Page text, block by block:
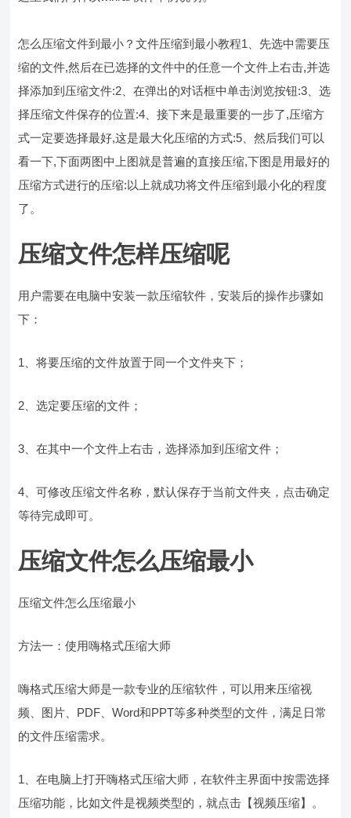
怎么压缩文件到最小？文件压缩到最小教程1、先选中需要压
缩的文件,然后在已选择的文件中的任意一个文件上右击,并选
择添加到压缩文件:2、在弹出的对话框中单击浏览按钮:3、选
择压缩文件保存的位置:4、接下来是最重要的一步了,压缩方
式一定要选择最好,这是最大化压缩的方式:5、然后我们可以
看一下,下面两图中上图就是普遍的直接压缩,下图是用最好的
压缩方式进行的压缩:以上就成功将文件压缩到最小化的程度
了。
压缩文件怎样压缩呢
用户需要在电脑中安装一款压缩软件，安装后的操作步骤如
下：
1、将要压缩的文件放置于同一个文件夹下；
2、选定要压缩的文件；
3、在其中一个文件上右击，选择添加到压缩文件；
4、可修改压缩文件名称，默认保存于当前文件夹，点击确定
等待完成即可。
压缩文件怎么压缩最小
压缩文件怎么压缩最小
方法一：使用嗨格式压缩大师
嗨格式压缩大师是一款专业的压缩软件，可以用来压缩视
频、图片、PDF、Word和PPT等多种类型的文件，满足日常
的文件压缩需求。
1、在电脑上打开嗨格式压缩大师，在软件主界面中按需选择
压缩功能，比如文件是视频类型的，就点击【视频压缩】。